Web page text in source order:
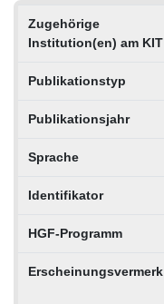
Zugehörige
Institution(en) am KIT
Publikationstyp
Publikationsjahr
Sprache
Identifikator
HGF-Programm
Erscheinungsvermerk